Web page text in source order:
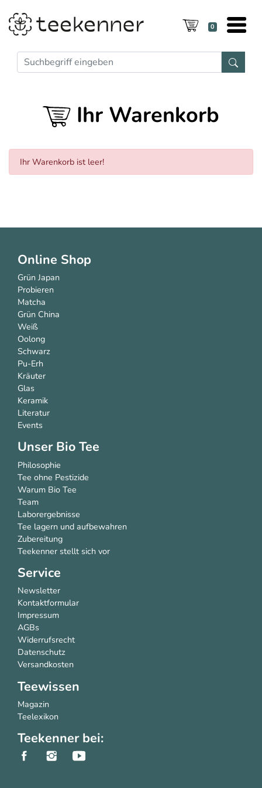
0
Ihr Warenkorb
Ihr Warenkorb ist leer!
Online Shop
Grün Japan
Probieren
Matcha
Grün China
Weiß
Oolong
Schwarz
Pu-Erh
Kräuter
Glas
Keramik
Literatur
Events
Unser Bio Tee
Philosophie
Tee ohne Pestizide
Warum Bio Tee
Team
Laborergebnisse
Tee lagern und aufbewahren
Zubereitung
Teekenner stellt sich vor
Service
Newsletter
Kontaktformular
Impressum
AGBs
Widerrufsrecht
Datenschutz
Versandkosten
Teewissen
Magazin
Teelexikon
Teekenner bei: